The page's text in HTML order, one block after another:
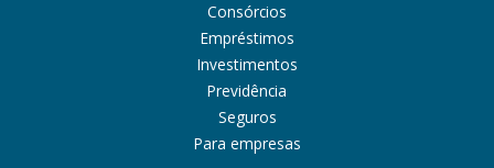
Consórcios
Empréstimos
Investimentos
Previdência
Seguros
Para empresas